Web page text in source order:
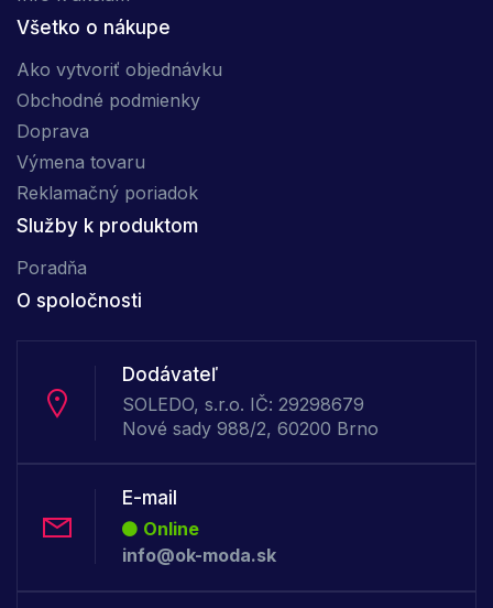
Všetko o nákupe
Ako vytvoriť objednávku
Obchodné podmienky
Doprava
Výmena tovaru
Reklamačný poriadok
Služby k produktom
Poradňa
O spoločnosti
Dodávateľ
SOLEDO, s.r.o. IČ: 29298679
Nové sady 988/2, 60200 Brno
E-mail
Online
info@ok-moda.sk